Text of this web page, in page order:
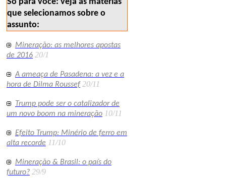
que selecionamos sobre o
assunto:
Mineração: as melhores apostas
de 2016 20/1
A ameaça de Pasadena: a vez e a
hora de Dilma Roussef 20/11
Trump pode ser o catalizador de
um novo boom na mineração 10/11
Efeito Trump: Minério de ferro em
alta recorde 11/10
Mineração & Brasil: o país do
futuro? 29/9